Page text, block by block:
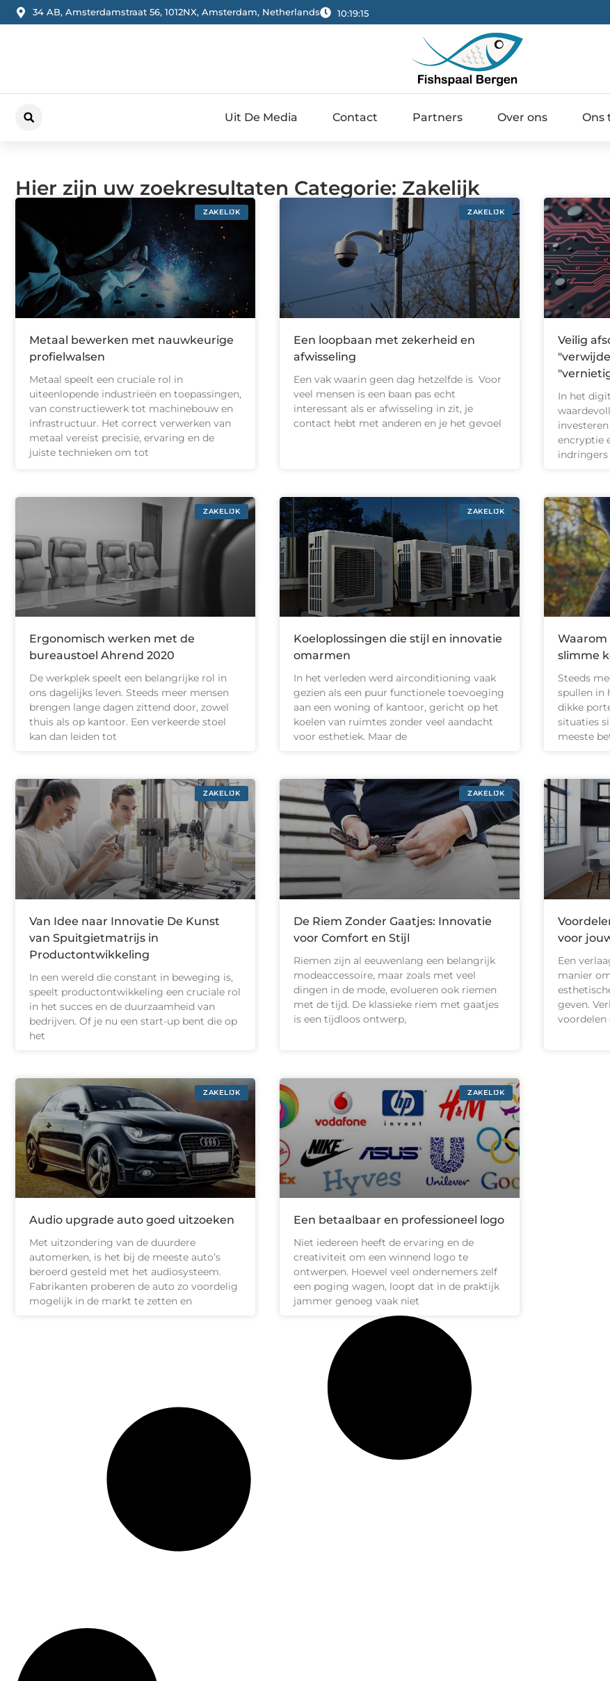
34 AB, Amsterdamstraat 56, 1012NX, Amsterdam, Netherlands 10:19:16
Uit De Media Contact Partners Over ons Ons
Hier zijn uw zoekresultaten Categorie: Zakelijk
ZAKELIJK
Metaal bewerken met nauwkeurige
profielwalsen
Metaal speelt een cruciale rol in
uiteenlopende industrieën en toepassingen,
van constructiewerk tot machinebouw en
infrastructuur. Het correct verwerken van
metaal vereist precisie, ervaring en de
juiste technieken om tot
ZAKELIJK
Een loopbaan met zekerheid en
afwisseling
Een vak waarin geen dag hetzelfde is Voor
veel mensen is een baan pas echt
interessant als er afwisseling in zit, je
contact hebt met anderen en je het gevoel
Veilig
In het
encryptie
indringers
ZAKELIJK
Ergonomisch werken met de
bureaustoel Ahrend 2020
De werkplek speelt een belangrijke rol in
ons dagelijks leven. Steeds meer mensen
brengen lange dagen zittend door, zowel
thuis als op kantoor. Een verkeerde stoel
kan dan leiden tot
ZAKELIJK
Koeloplossingen die stijl en innovatie
omarmen
In het verleden werd airconditioning vaak
gezien als een puur functionele toevoeging
aan een woning of kantoor, gericht op het
koelen van ruimtes zonder veel aandacht
voor esthetiek. Maar de
Waarom
slimme
Steeds
spullen in
dikke
situaties
meeste
ZAKELIJK
Van Idee naar Innovatie De Kunst
van Spuitgietmatrijs in
Productontwikkeling
In een wereld die constant in beweging is,
speelt productontwikkeling een cruciale rol
in het succes en de duurzaamheid van
bedrijven. Of je nu een start-up bent die op
het
ZAKELIJK
De Riem Zonder Gaatjes: Innovatie
voor Comfort en Stijl
Riemen zijn al eeuwenlang een belangrijk
modeaccessoire, maar zoals met veel
dingen in de mode, evolueren ook riemen
met de tijd. De klassieke riem met gaatjes
is een tijdloos ontwerp,
voor
Een
manier
geven.
voordelen
ZAKELIJK
Audio upgrade auto goed uitzoeken
Met uitzondering van de duurdere
automerken, is het bij de meeste auto’s
beroerd gesteld met het audiosysteem.
Fabrikanten proberen de auto zo voordelig
mogelijk in de markt te zetten en
ZAKELIJK
Een betaalbaar en professioneel logo
Niet iedereen heeft de ervaring en de
creativiteit om een winnend logo te
ontwerpen. Hoewel veel ondernemers zelf
een poging wagen, loopt dat in de praktijk
jammer genoeg vaak niet